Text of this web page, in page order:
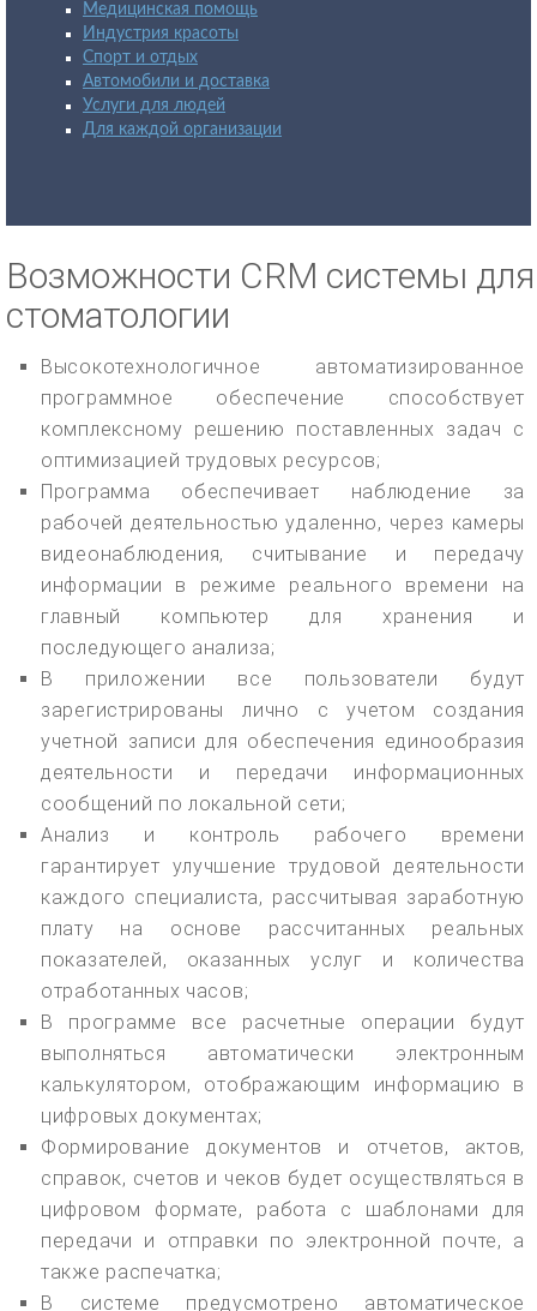
Медицинская помощь
Индустрия красоты
Спорт и отдых
Автомобили и доставка
Услуги для людей
Для каждой организации
Возможности CRM системы для
стоматологии
Высокотехнологичное автоматизированное
программное обеспечение способствует
комплексному решению поставленных задач с
оптимизацией трудовых ресурсов;
Программа обеспечивает наблюдение за
рабочей деятельностью удаленно, через камеры
видеонаблюдения, считывание и передачу
информации в режиме реального времени на
главный компьютер для хранения и
последующего анализа;
В приложении все пользователи будут
зарегистрированы лично с учетом создания
учетной записи для обеспечения единообразия
деятельности и передачи информационных
сообщений по локальной сети;
Анализ и контроль рабочего времени
гарантирует улучшение трудовой деятельности
каждого специалиста, рассчитывая заработную
плату на основе рассчитанных реальных
показателей, оказанных услуг и количества
отработанных часов;
В программе все расчетные операции будут
выполняться автоматически электронным
калькулятором, отображающим информацию в
цифровых документах;
Формирование документов и отчетов, актов,
справок, счетов и чеков будет осуществляться в
цифровом формате, работа с шаблонами для
передачи и отправки по электронной почте, а
также распечатка;
В системе предусмотрено автоматическое